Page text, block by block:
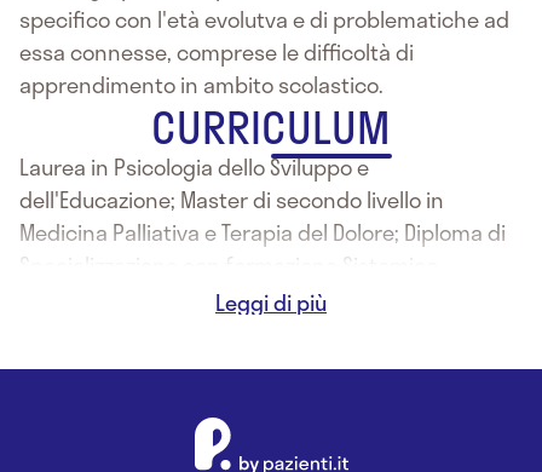
specifico con l'età evolutva e di problematiche ad
essa connesse, comprese le difficoltà di
apprendimento in ambito scolastico.
CURRICULUM
Laurea in Psicologia dello Sviluppo e
dell'Educazione; Master di secondo livello in
Medicina Palliativa e Terapia del Dolore; Diploma di
Specializzazione con formazione Sistemico-